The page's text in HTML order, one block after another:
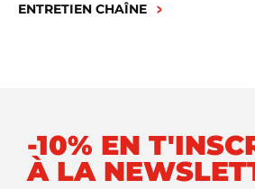
ENTRETIEN CHAÎNE
-10% EN
À LA